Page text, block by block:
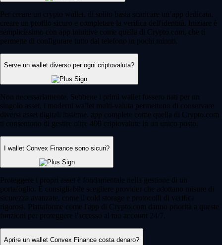
Per creare un crypto wallet, di solito basta scaricare un’app dedicata,
creare un profilo sicuro e completare la verifica dell'identità. Iniziare è
semplicissimo con app intuitive come quella di Crypto.com, che ti
permette di configurare tutto dal telefono in pochi minuti.
Serve un wallet diverso per ogni criptovaluta?
Non necessariamente. Sebbene i primi wallet fossero nati per un
singolo asset, i moderni wallet multi-valuta permettono di conservare
diversi asset digitali insieme. app complete come quella di Crypto.com
ti consentono di gestire oltre 400 criptovalute in un unico posto.
I wallet Convex Finance sono sicuri?
Proteggere i propri asset è fondamentale nella gestione di un
portafoglio. È consigliabile scegliere provider che adottano misure di
sicurezza avanzate, come il cold storage e protocolli di verifica
rigorosi. Piattaforme come l'app di Crypto.com danno priorità a queste
funzioni per proteggere l'accesso al tuo account 24/7.
Aprire un wallet Convex Finance costa denaro?